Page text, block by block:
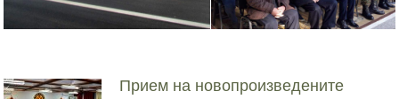
Прием на новопроизведените